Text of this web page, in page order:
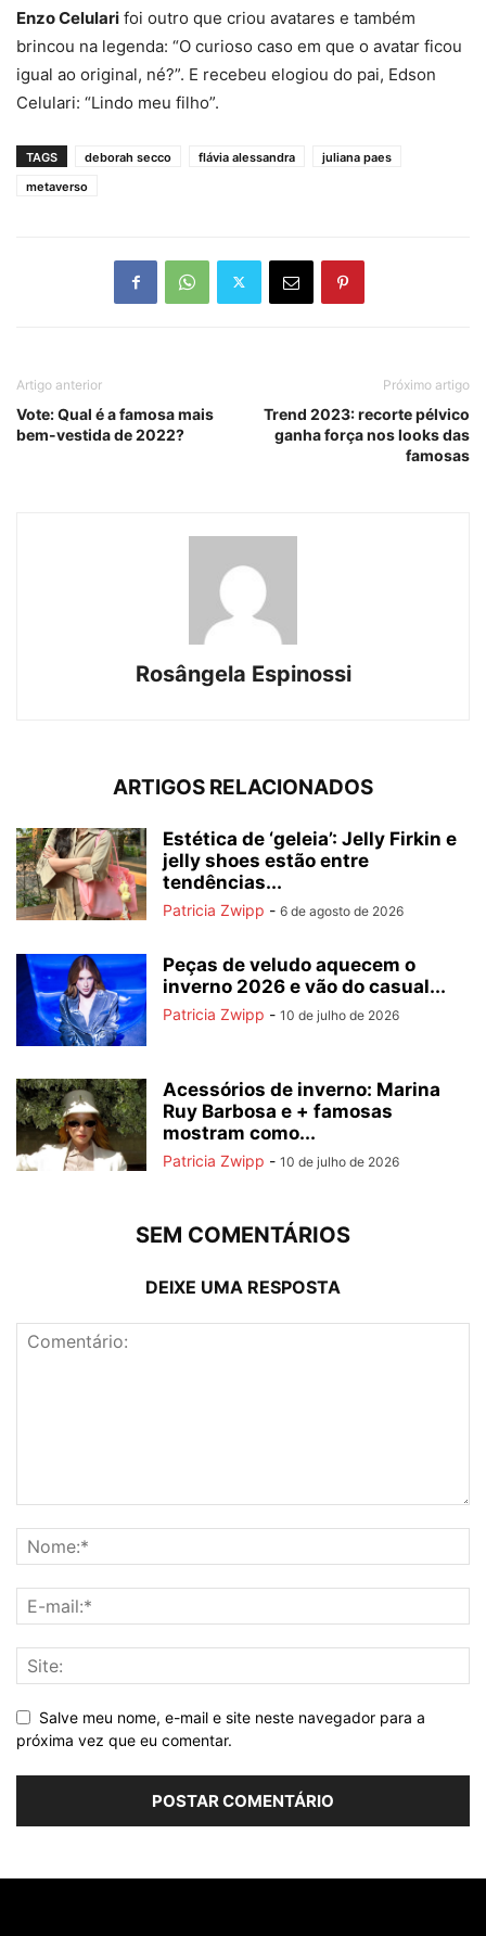
Enzo Celulari foi outro que criou avatares e também
brincou na legenda: “O curioso caso em que o avatar ficou
igual ao original, né?”. E recebeu elogiou do pai, Edson
Celulari: “Lindo meu filho”.
TAGS deborah secco flávia alessandra
juliana paes
metaverso
Artigo anterior
Vote: Qual é a famosa mais
bem-vestida de 2022?
Próximo artigo
Trend 2023: recorte pélvico
ganha força nos looks das
famosas
Rosângela Espinossi
ARTIGOS RELACIONADOS
Estética de ‘geleia’: Jelly Firkin e
jelly shoes estão entre
tendências...
Patricia Zwipp - 6 de agosto de 2026
Peças de veludo aquecem o
inverno 2026 e vão do casual...
Patricia Zwipp - 10 de julho de 2026
Acessórios de inverno: Marina
Ruy Barbosa e + famosas
mostram como...
Patricia Zwipp - 10 de julho de 2026
SEM COMENTÁRIOS
DEIXE UMA RESPOSTA
Salve meu nome, e-mail e site neste navegador para a
próxima vez que eu comentar.